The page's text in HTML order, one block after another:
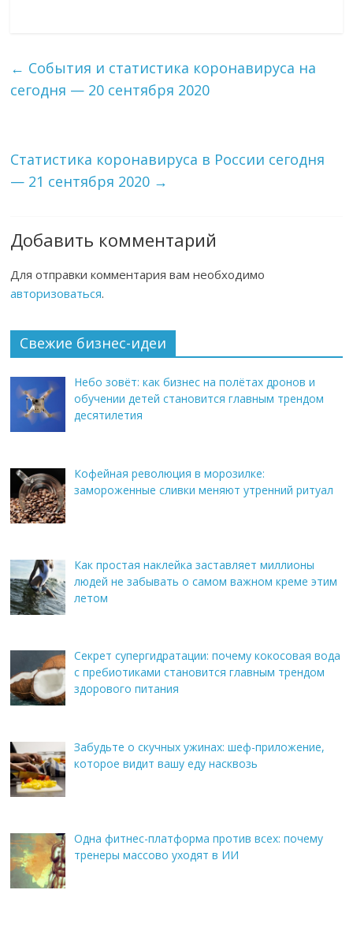
← События и статистика коронавируса на
сегодня — 20 сентября 2020
Статистика коронавируса в России сегодня
— 21 сентября 2020 →
Добавить комментарий
Для отправки комментария вам необходимо
авторизоваться.
Свежие бизнес-идеи
Небо зовёт: как бизнес на полётах дронов и
обучении детей становится главным трендом
десятилетия
Кофейная революция в морозилке:
замороженные сливки меняют утренний ритуал
Как простая наклейка заставляет миллионы
людей не забывать о самом важном креме этим
летом
Секрет супергидратации: почему кокосовая вода
с пребиотиками становится главным трендом
здорового питания
Забудьте о скучных ужинах: шеф-приложение,
которое видит вашу еду насквозь
Одна фитнес-платформа против всех: почему
тренеры массово уходят в ИИ